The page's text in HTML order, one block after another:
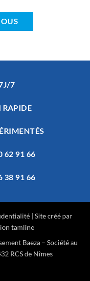
7
RAPIDE
62 91 66
38 91 66
| Site créé par
tamline
Baeza – Société au
RCS de Nîmes